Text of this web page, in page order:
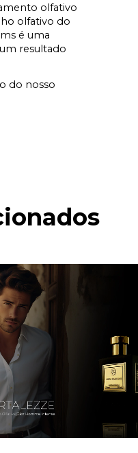
olfativo
olfativo do
é uma
resultado
do nosso